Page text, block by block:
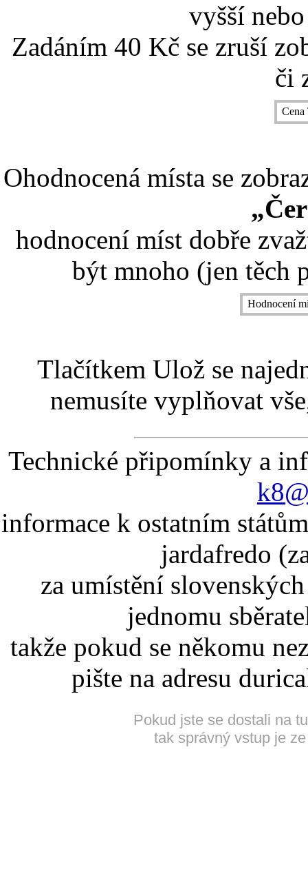
vyšší
Zadáním 40 Kč se zruší
či
Ohodnocená místa se
hodnocení míst dobře
být mnoho (jen těch
Hodnocení
Tlačítkem Ulož se
nemusíte vyplňovat
Technické připomínky a
informace k ostatním
jardafredo
za umístění
jednomu
takže pokud se někomu
pište na adresu
Pokud jste se dostali na
tak správný vstup je